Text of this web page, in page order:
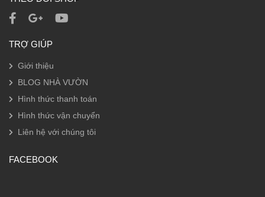
TRỢ GIÚP
Giới thiệu
BLOG NHÀ VƯỜN
Hình thức thanh toán
Hình thức vận chuyển
Liên hệ với chúng tôi
FACEBOOK